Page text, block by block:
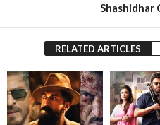
Shashidhar
RELATED ARTICLES